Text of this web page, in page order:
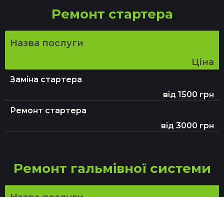
Ремонт стартера
Назва послуги
Ціна
Заміна стартера
від 1500 грн
Ремонт стартера
від 3000 грн
Ремонт гальмівної системи